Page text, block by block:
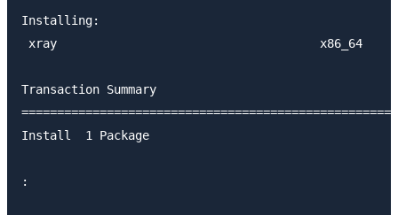
Installing:
xray                                     x86_64
Transaction Summary
Install  1 Package
: